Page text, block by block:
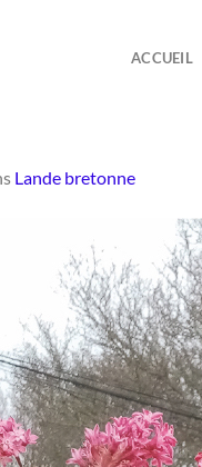
ACCUEIL
Lande bretonne